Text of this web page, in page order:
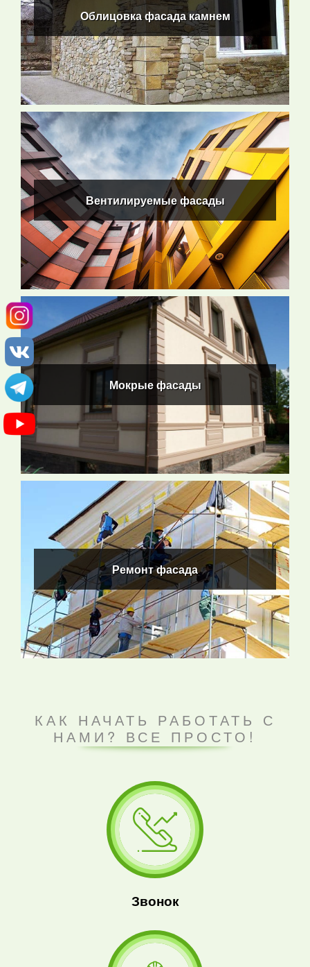
Облицовка фасада камнем
ПОДРОБНЕЕ
Вентилируемые фасады
Вентилируемые фасады
ПОДРОБНЕЕ
Мокрые фасады
Мокрые фасады
ПОДРОБНЕЕ
Ремонт фасада
Ремонт фасада
ПОДРОБНЕЕ
КАК НАЧАТЬ РАБОТАТЬ С
НАМИ? ВСЕ ПРОСТО!
Звонок